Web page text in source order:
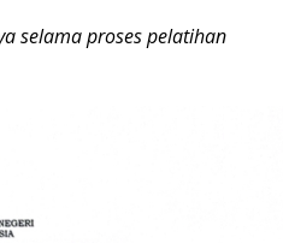
selama proses pelatihan